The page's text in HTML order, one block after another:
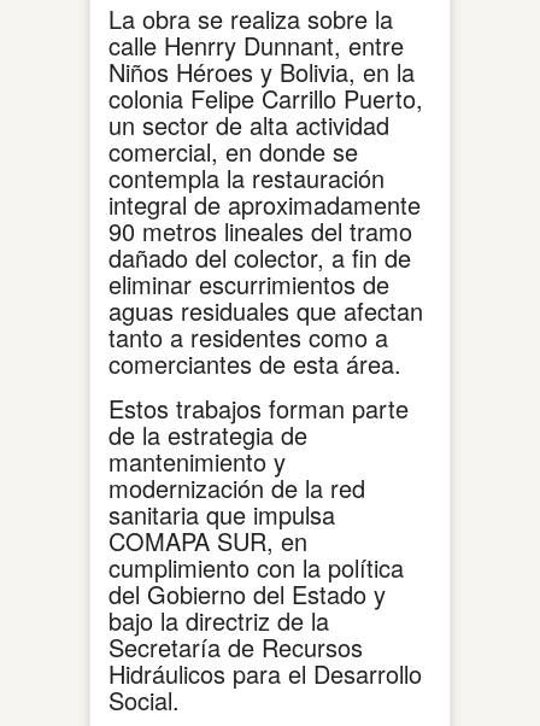
La obra se realiza sobre la
calle Henrry Dunnant, entre
Niños Héroes y Bolivia, en la
colonia Felipe Carrillo Puerto,
un sector de alta actividad
comercial, en donde se
contempla la restauración
integral de aproximadamente
90 metros lineales del tramo
dañado del colector, a fin de
eliminar escurrimientos de
aguas residuales que afectan
tanto a residentes como a
comerciantes de esta área.
Estos trabajos forman parte
de la estrategia de
mantenimiento y
modernización de la red
sanitaria que impulsa
COMAPA SUR, en
cumplimiento con la política
del Gobierno del Estado y
bajo la directriz de la
Secretaría de Recursos
Hidráulicos para el Desarrollo
Social.